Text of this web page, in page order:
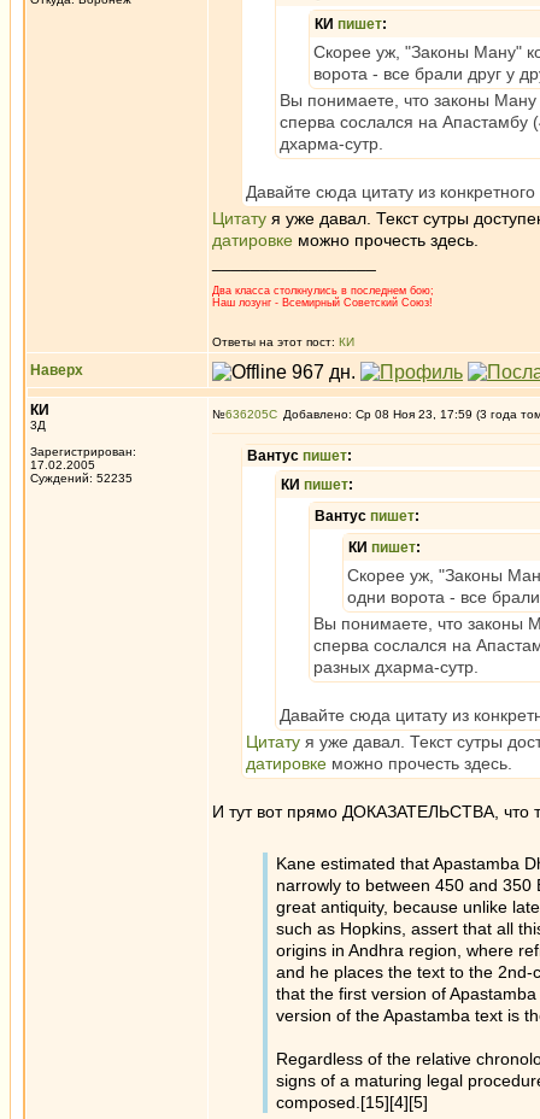
КИ пишет:
Скорее уж, "Законы Ману"
ворота - все брали друг у
Вы понимаете, что законы
сперва сослался на Апастамбу
дхарма-сутр.
Давайте сюда цитату из
Цитату я уже давал. Текст сутры
датировке можно прочесть здесь.
Два класса столкнулись в последнем бою;
Наш лозунг - Всемирный Советский Союз!
Ответы на этот пост: КИ
Наверх
КИ
3Д
Зарегистрирован:
17.02.2005
Суждений: 52235
№636205 Добавлено: Ср 08 Ноя 23, 17:59 (3 года
Вантус пишет:
КИ пишет:
Вантус пишет:
КИ пишет:
Скорее уж, "Законы
одни ворота - все
Вы понимаете, что законы
сперва сослался на
разных дхарма-сутр.
Давайте сюда цитату из
Цитату я уже давал. Текст сутры
датировке можно прочесть здесь.
И тут вот прямо ДОКАЗАТЕЛЬСТВА, что
Kane estimated that Apastamba
narrowly to between 450 and
great antiquity, because unlike
such as Hopkins, assert that all
origins in Andhra region, where
and he places the text to the
that the first version of
version of the Apastamba text is
Regardless of the relative
signs of a maturing legal
composed.[15][4][5]